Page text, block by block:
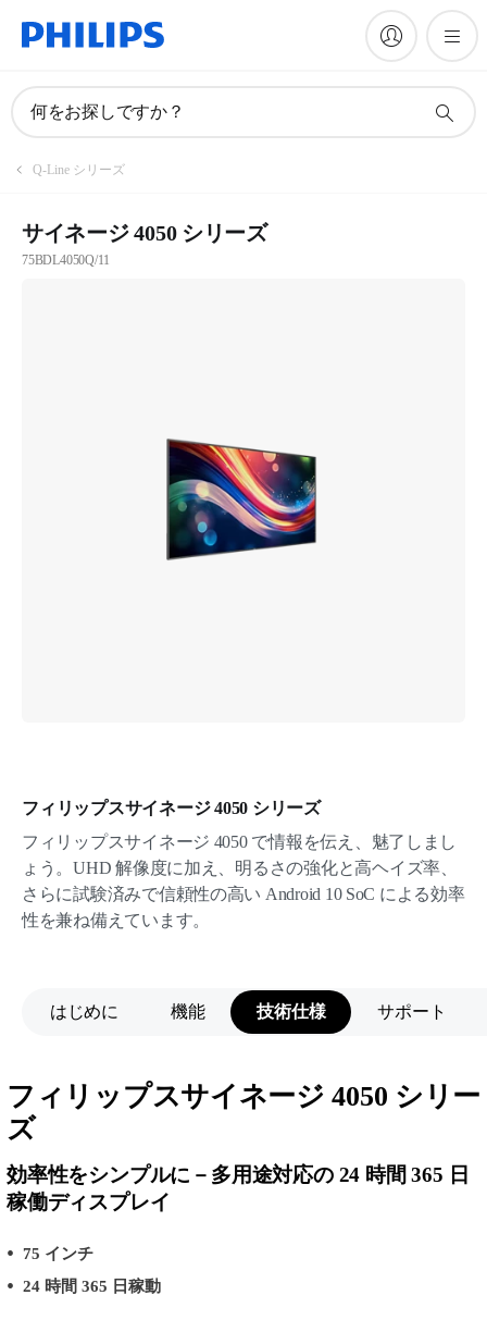
何をお探しですか？
Q-Line シリーズ
サイネージ 4050 シリーズ
75BDL4050Q/11
フィリップスサイネージ 4050 シリーズ
フィリップスサイネージ 4050 で情報を伝え、魅了しまし
ょう。UHD 解像度に加え、明るさの強化と高ヘイズ率、
さらに試験済みで信頼性の高い Android 10 SoC による効率
性を兼ね備えています。
はじめに 機能 技術仕様 サポート
フィリップスサイネージ 4050 シリー
ズ
効率性をシンプルに－多用途対応の 24 時間 365 日
稼働ディスプレイ
75 インチ
24 時間 365 日稼動